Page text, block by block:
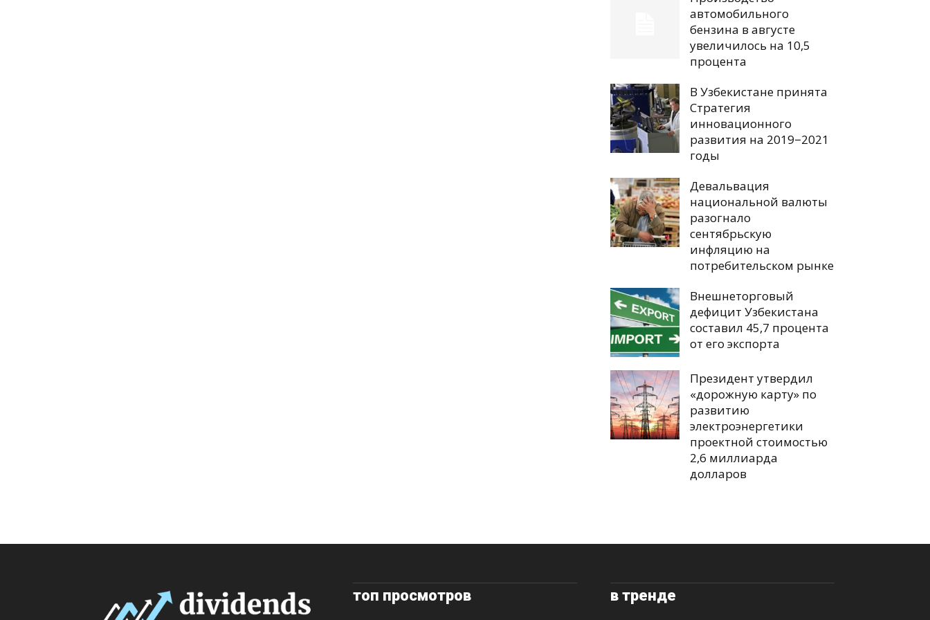
автомобильного
бензина в августе
увеличилось на 10,5
процента
В Узбекистане принята
Стратегия
инновационного
развития на 2019−2021
годы
Девальвация
национальной валюты
разогнало
сентябрьскую
инфляцию на
потребительском рынке
Внешнеторговый
дефицит Узбекистана
составил 45,7 процента
от его экспорта
Президент утвердил
«дорожную карту» по
развитию
электроэнергетики
проектной стоимостью
2,6 миллиарда
долларов
топ просмотров в тренде